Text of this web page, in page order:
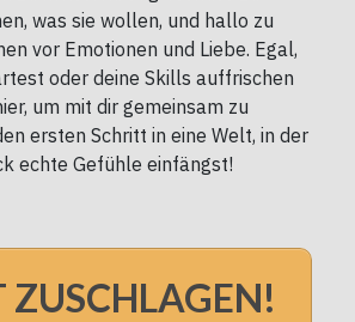
was sie wollen, und hallo zu
vor Emotionen und Liebe. Egal,
oder deine Skills auffrischen
um mit dir gemeinsam zu
ersten Schritt in eine Welt, in der
echte Gefühle einfängst!
ZUSCHLAGEN!